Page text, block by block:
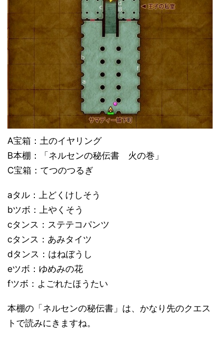
A宝箱：土のイヤリング
B本棚：「ネルセンの秘伝書 火の巻」
C宝箱：てつのつるぎ
aタル：上どくけしそう
bツボ：上やくそう
cタンス：ステテコパンツ
cタンス：あみタイツ
dタンス：はねぼうし
eツボ：ゆめみの花
fツボ：よごれたほうたい
本棚の「ネルセンの秘伝書」は、かなり先のクエス
トで読みにきますね。